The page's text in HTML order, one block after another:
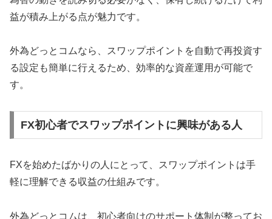
益が積み上がる点が魅力です。
外為どっとコムなら、スワップポイントを自動で再投資す
る設定も簡単に行えるため、効率的な資産運用が可能で
す。
FX初心者でスワップポイントに興味がある人
FXを始めたばかりの人にとって、スワップポイントは手
軽に理解できる収益の仕組みです。
外為どっとコムは、初心者向けのサポート体制が整ってお